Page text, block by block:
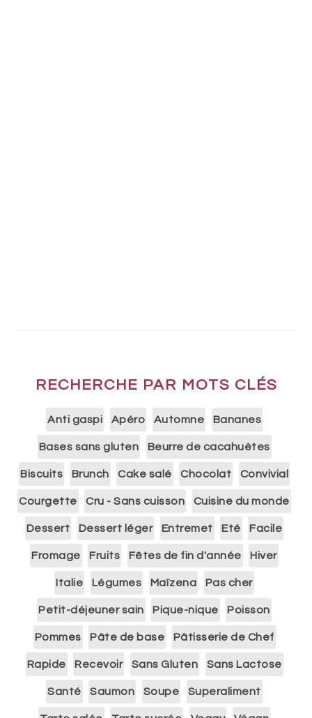
RECHERCHE PAR MOTS CLÉS
Anti gaspi Apéro Automne Bananes
Bases sans gluten Beurre de cacahuètes
Biscuits Brunch Cake salé Chocolat Convivial
Courgette Cru - Sans cuisson Cuisine du monde
Dessert Dessert léger Entremet Eté Facile
Fromage Fruits Fêtes de fin d'année Hiver
Italie Légumes Maïzena Pas cher
Petit-déjeuner sain Pique-nique Poisson
Pommes Pâte de base Pâtisserie de Chef
Rapide Recevoir Sans Gluten Sans Lactose
Santé Saumon Soupe Superaliment